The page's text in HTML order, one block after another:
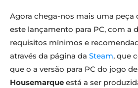
Agora chega-nos mais uma peça
este lançamento para PC, com a
requisitos mínimos e
através da página da Steam, que
que o a versão para PC do jogo
Housemarque está a ser